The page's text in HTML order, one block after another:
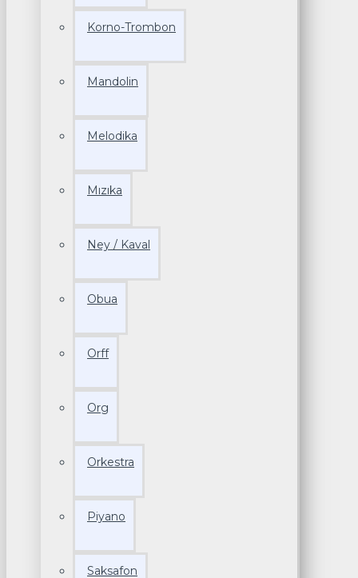
Korno-Trombon
Mandolin
Melodika
Mızıka
Ney / Kaval
Obua
Orff
Org
Orkestra
Piyano
Saksafon